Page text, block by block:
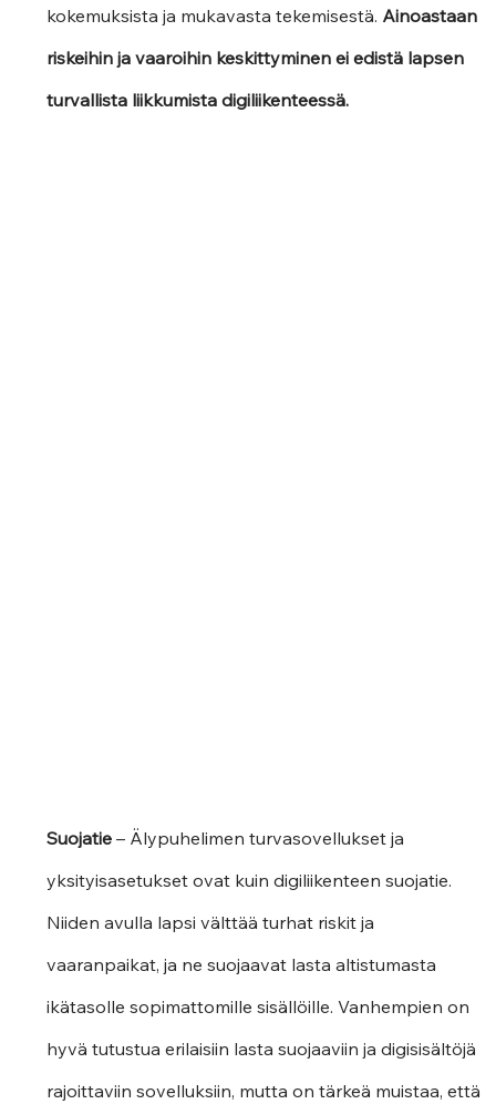
kokemuksista ja mukavasta tekemisestä. Ainoastaan
riskeihin ja vaaroihin keskittyminen ei edistä lapsen
turvallista liikkumista digiliikenteessä.
Suojatie – Älypuhelimen turvasovellukset ja
yksityisasetukset ovat kuin digiliikenteen suojatie.
Niiden avulla lapsi välttää turhat riskit ja
vaaranpaikat, ja ne suojaavat lasta altistumasta
ikätasolle sopimattomille sisällöille. Vanhempien on
hyvä tutustua erilaisiin lasta suojaaviin ja digisisältöjä
rajoittaviin sovelluksiin, mutta on tärkeä muistaa, että